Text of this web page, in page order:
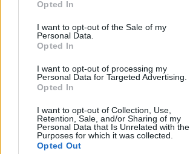
Opted In
I want to opt-out of the Sale of my
Personal Data.
Opted In
I want to opt-out of processing my
Personal Data for Targeted Advertising.
Opted In
I want to opt-out of Collection, Use,
Retention, Sale, and/or Sharing of my
Personal Data that Is Unrelated with the
Purposes for which it was collected.
Opted Out